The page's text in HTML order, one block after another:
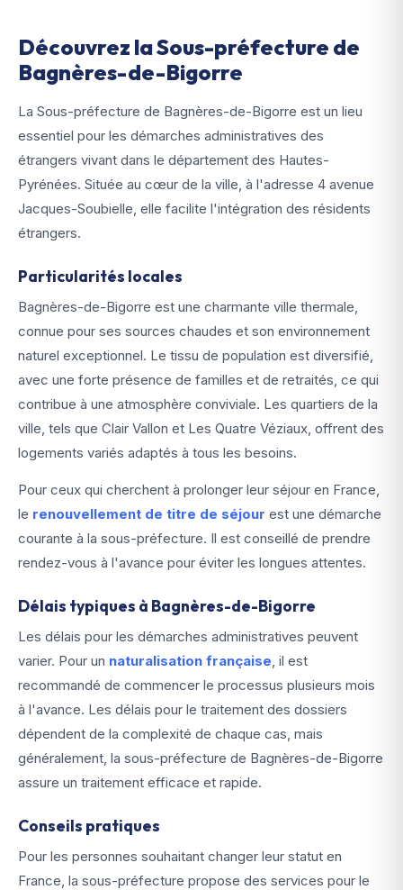
Découvrez la Sous-préfecture de
Bagnères-de-Bigorre
La Sous-préfecture de Bagnères-de-Bigorre est un lieu
essentiel pour les démarches administratives des
étrangers vivant dans le département des Hautes-
Pyrénées. Située au cœur de la ville, à l'adresse 4 avenue
Jacques-Soubielle, elle facilite l'intégration des résidents
étrangers.
Particularités locales
Bagnères-de-Bigorre est une charmante ville thermale,
connue pour ses sources chaudes et son environnement
naturel exceptionnel. Le tissu de population est diversifié,
avec une forte présence de familles et de retraités, ce qui
contribue à une atmosphère conviviale. Les quartiers de la
ville, tels que Clair Vallon et Les Quatre Véziaux, offrent des
logements variés adaptés à tous les besoins.
Pour ceux qui cherchent à prolonger leur séjour en France,
le renouvellement de titre de séjour est une démarche
courante à la sous-préfecture. Il est conseillé de prendre
rendez-vous à l'avance pour éviter les longues attentes.
Délais typiques à Bagnères-de-Bigorre
Les délais pour les démarches administratives peuvent
varier. Pour un naturalisation française, il est
recommandé de commencer le processus plusieurs mois
à l'avance. Les délais pour le traitement des dossiers
dépendent de la complexité de chaque cas, mais
généralement, la sous-préfecture de Bagnères-de-Bigorre
assure un traitement efficace et rapide.
Conseils pratiques
Pour les personnes souhaitant changer leur statut en
France, la sous-préfecture propose des services pour le